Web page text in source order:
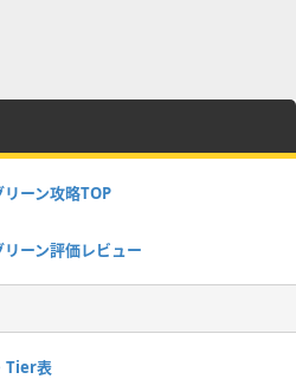
ーン攻略TOP
ーン評価レビュー
Tier表